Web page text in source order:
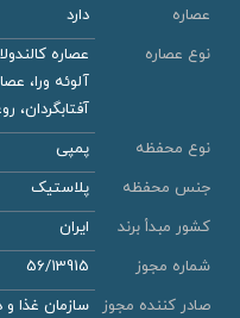
عصاره
دارد
نوع عصاره
عصاره
آلوئه ورا،
آفتابگردان،
نوع محفظه
پمپی
جنس محفظه
پلاستیک
کشور مبدأ برند
ایران
شماره مجوز
56/13915
صادر کننده مجوز
سازمان غذا و